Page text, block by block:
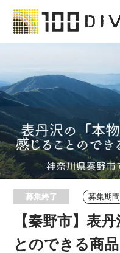
募集終了 募集期間
【秦野市】表
とのできる商